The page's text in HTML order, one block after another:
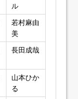
ル
若村麻由
美
長田成哉
山本ひか
る